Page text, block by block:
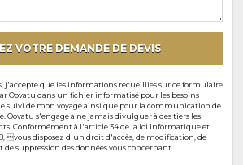
VOTRE DEMANDE DE DEVIS
j'accepte que les informations recueillies sur ce formulaire
Oovatu dans un fichier informatisé pour les besoins
suivi de mon voyage ainsi que pour la communication de
Oovatu s'engage à ne jamais divulguer à des tiers les
Conformément à l'article 34 de la loi Informatique et
vous disposez d'un droit d'accès, de modification, de
de suppression des données vous concernant.